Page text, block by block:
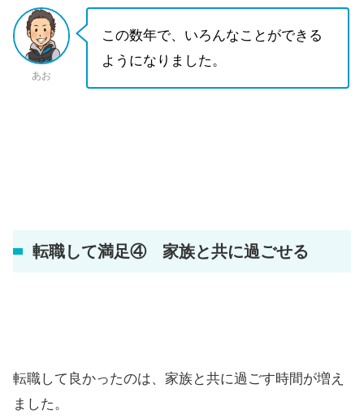
あお
この数年で、いろんなことができる
ようになりました。
転職して満足④ 家族と共に過ごせる
転職して良かったのは、家族と共に過ごす時間が増え
ました。